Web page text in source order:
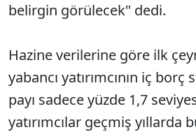
belirgin görülecek" dedi.
Hazine verilerine göre ilk
yabancı yatırımcının iç
payı sadece yüzde 1,7
yatırımcılar geçmiş yıllarda